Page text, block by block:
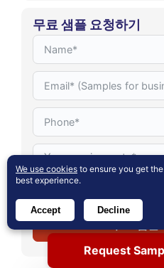
무료 샘플 요청하기
무료 샘플
Request
We use cookies to ensure you get the
best experience.
Accept Decline